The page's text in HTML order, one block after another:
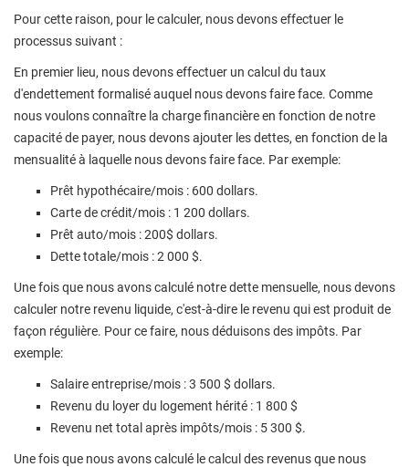
Pour cette raison, pour le calculer, nous devons effectuer le
processus suivant :
En premier lieu, nous devons effectuer un calcul du taux
d'endettement formalisé auquel nous devons faire face. Comme
nous voulons connaître la charge financière en fonction de notre
capacité de payer, nous devons ajouter les dettes, en fonction de la
mensualité à laquelle nous devons faire face. Par exemple:
Prêt hypothécaire/mois : 600 dollars.
Carte de crédit/mois : 1 200 dollars.
Prêt auto/mois : 200$ dollars.
Dette totale/mois : 2 000 $.
Une fois que nous avons calculé notre dette mensuelle, nous devons
calculer notre revenu liquide, c'est-à-dire le revenu qui est produit de
façon régulière. Pour ce faire, nous déduisons des impôts. Par
exemple:
Salaire entreprise/mois : 3 500 $ dollars.
Revenu du loyer du logement hérité : 1 800 $
Revenu net total après impôts/mois : 5 300 $.
Une fois que nous avons calculé le calcul des revenus que nous